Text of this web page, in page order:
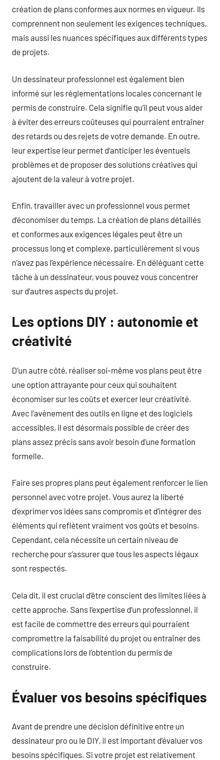
création de plans conformes aux normes en vigueur. Ils
comprennent non seulement les exigences techniques,
mais aussi les nuances spécifiques aux différents types
de projets.
Un dessinateur professionnel est également bien
informé sur les réglementations locales concernant le
permis de construire. Cela signifie qu’il peut vous aider
à éviter des erreurs coûteuses qui pourraient entraîner
des retards ou des rejets de votre demande. En outre,
leur expertise leur permet d’anticiper les éventuels
problèmes et de proposer des solutions créatives qui
ajoutent de la valeur à votre projet.
Enfin, travailler avec un professionnel vous permet
d’économiser du temps. La création de plans détaillés
et conformes aux exigences légales peut être un
processus long et complexe, particulièrement si vous
n’avez pas l’expérience nécessaire. En déléguant cette
tâche à un dessinateur, vous pouvez vous concentrer
sur d’autres aspects du projet.
Les options DIY : autonomie et
créativité
D’un autre côté, réaliser soi-même vos plans peut être
une option attrayante pour ceux qui souhaitent
économiser sur les coûts et exercer leur créativité.
Avec l’avènement des outils en ligne et des logiciels
accessibles, il est désormais possible de créer des
plans assez précis sans avoir besoin d’une formation
formelle.
Faire ses propres plans peut également renforcer le lien
personnel avec votre projet. Vous aurez la liberté
d’exprimer vos idées sans compromis et d’intégrer des
éléments qui reflètent vraiment vos goûts et besoins.
Cependant, cela nécessite un certain niveau de
recherche pour s’assurer que tous les aspects légaux
sont respectés.
Cela dit, il est crucial d’être conscient des limites liées à
cette approche. Sans l’expertise d’un professionnel, il
est facile de commettre des erreurs qui pourraient
compromettre la faisabilité du projet ou entraîner des
complications lors de l’obtention du permis de
construire.
Évaluer vos besoins spécifiques
Avant de prendre une décision définitive entre un
dessinateur pro ou le DIY, il est important d’évaluer vos
besoins spécifiques. Si votre projet est relativement